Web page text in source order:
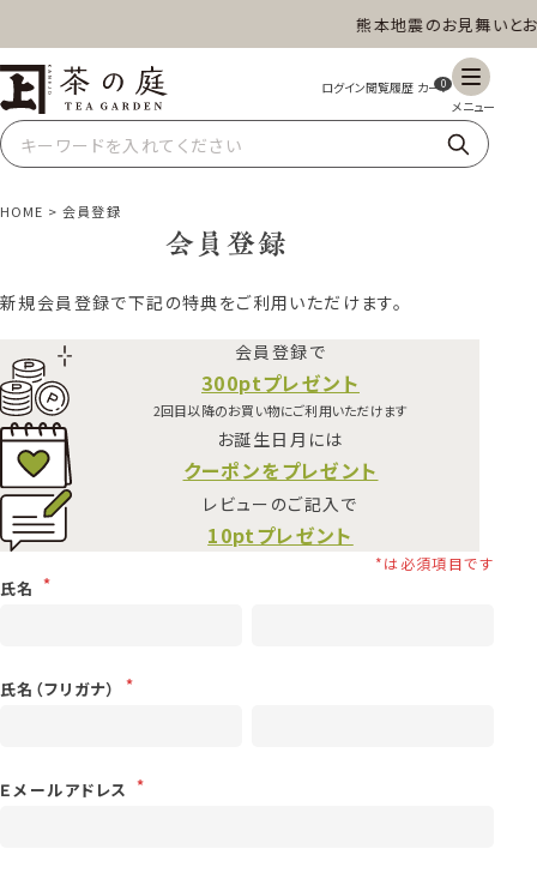
熊本地震のお見舞いと
茶の庭オンラインショップ 0
ギフト 特上高級茶 深蒸し茶 水出し茶
スイーツ 雑貨 業務用
HOME 会員登録
会員登録
新規会員登録で下記の特典をご利用いただけます。
会員登録で
300ptプレゼント
2回目以降のお買い物にご利用いただけます
お誕生日月には
クーポンをプレゼント
レビューのご記入で
10ptプレゼント
氏名
氏名（フリガナ）
Ｅメールアドレス